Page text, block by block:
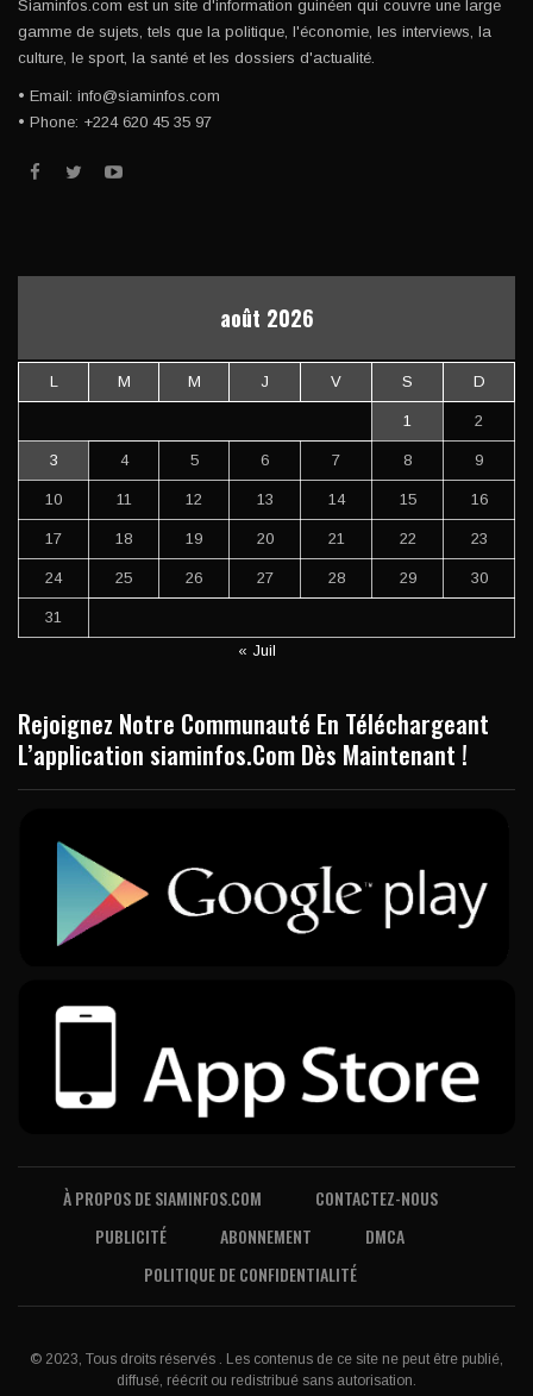
Siaminfos.com est un site d'information guinéen qui couvre une large
gamme de sujets, tels que la politique, l'économie, les interviews, la
culture, le sport, la santé et les dossiers d'actualité.
• Email: info@siaminfos.com
• Phone: +224 620 45 35 97
août 2026
L M M J V S D
1 2
3 4 5 6 7 8 9
10 11 12 13 14 15 16
17 18 19 20 21 22 23
24 25 26 27 28 29 30
31
« Juil
Rejoignez Notre Communauté En Téléchargeant
L’application siaminfos.Com Dès Maintenant !
À PROPOS DE SIAMINFOS.COM
CONTACTEZ-NOUS
PUBLICITÉ
ABONNEMENT
DMCA
POLITIQUE DE CONFIDENTIALITÉ
© 2023, Tous droits réservés . Les contenus de ce site ne peut être publié,
diffusé, réécrit ou redistribué sans autorisation.